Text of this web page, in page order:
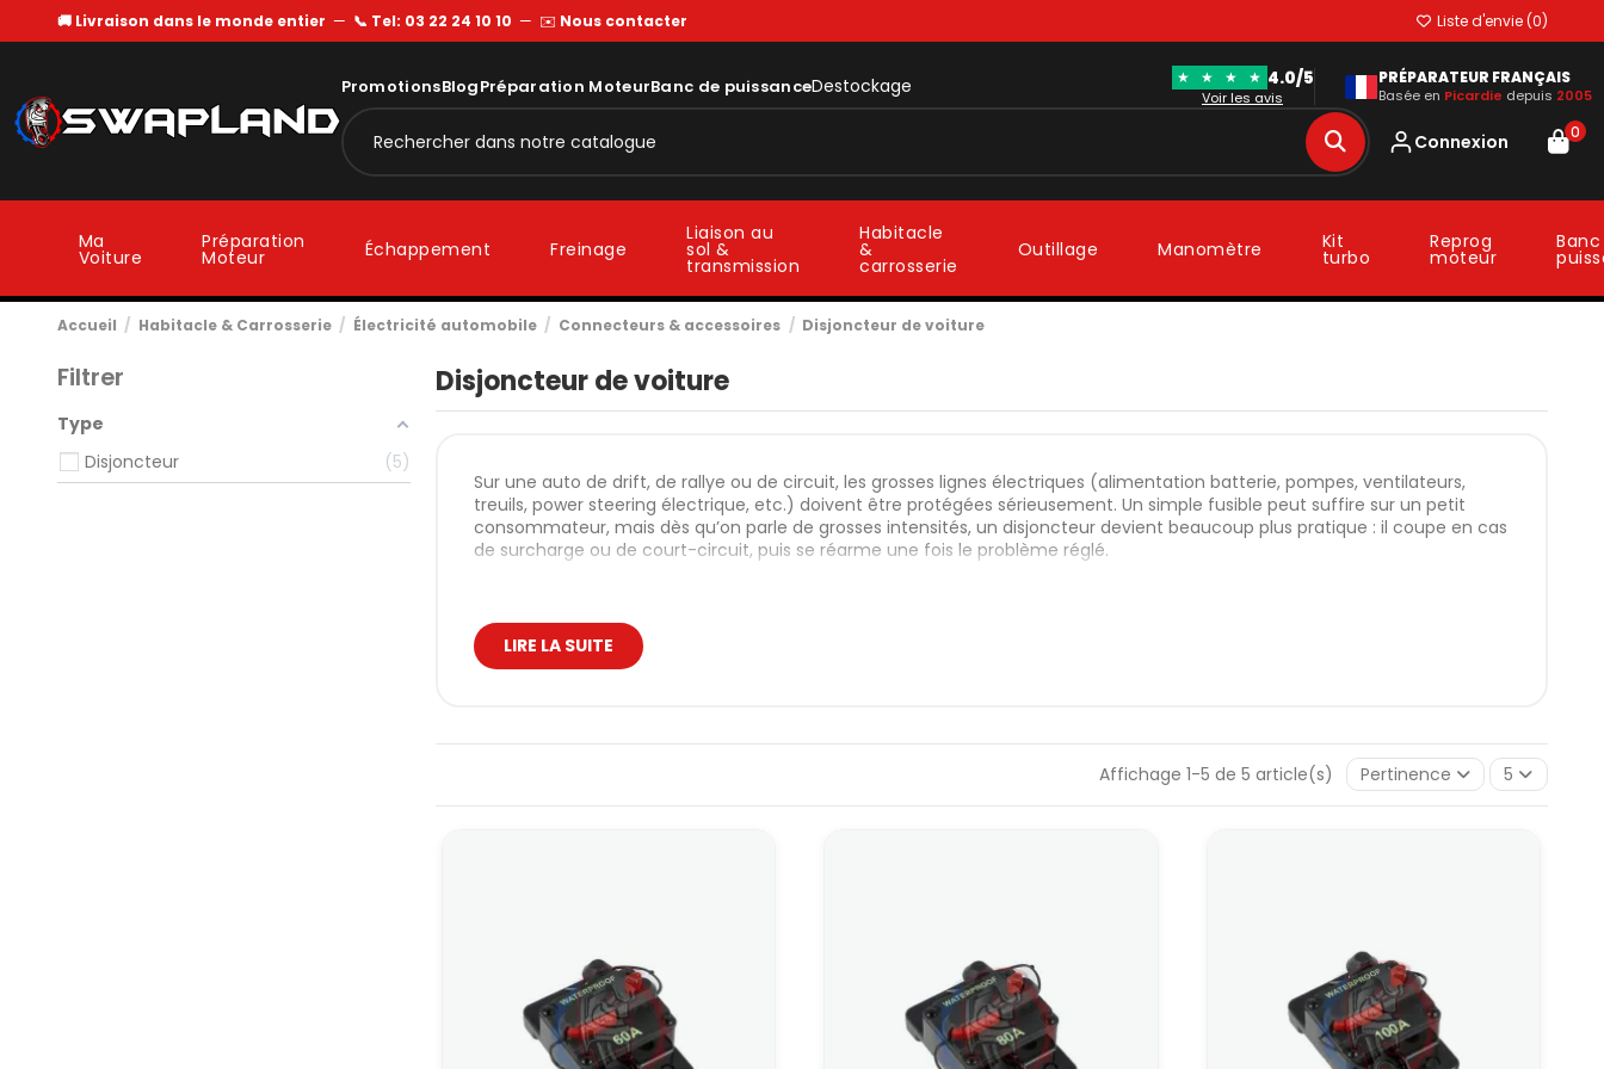
🚚 Livraison dans le monde entier — 📞 Tel: 03 22 24 10 10 — ✉️ Nous contacter Liste d'envie (0)
PromotionsBlogPréparation MoteurBanc de puissanceDestockage ★ ★ ★ ★ 4.0/5
Voir les avis
PRÉPARATEUR FRANÇAIS
Basée en Picardie depuis 2005
Connexion 0
Ma
Voiture
Préparation
Moteur Échappement Freinage
Liaison au
sol &
transmission
Habitacle
&
carrosserie
Outillage Manomètre Kit
turbo
Reprog
moteur
Accueil Habitacle & Carrosserie Électricité automobile Connecteurs & accessoires Disjoncteur de voiture
Disjoncteur de voiture
Sur une auto de drift, de rallye ou de circuit, les grosses lignes électriques (alimentation batterie, pompes, ventilateurs,
treuils, power steering électrique, etc.) doivent être protégées sérieusement. Un simple fusible peut suffire sur un petit
consommateur, mais dès qu’on parle de grosses intensités, un disjoncteur devient beaucoup plus pratique : il coupe en cas
de surcharge ou de court-circuit, puis se réarme une fois le problème réglé.
diagnostic.
Nos disjoncteurs de voiture
principale (entre batterie et distribution) ou sur un gros consommateur (ventilateur puissant, pompe gros débit, boîtier de
distribution). Le choix du calibre se fait en fonction de l’intensité maximale du circuit à protéger, avec une petite marge,
ventilateur de forte puissance, pompe à essence haute pression, ensemble de petits accessoires regroupés. Il protège la
ligne contre les surintensités et se réarme d’une simple pression après diagnostic.
C’est un bon compromis pour les préparations où l’on souhaite sécuriser un circuit important sans tomber dans des
calibres très élevés réservés à l’alimentation principale.
LIRE LA SUITE
Affichage 1-5 de 5 article(s) Pertinence 5
Filtrer
Type
Disjoncteur
5